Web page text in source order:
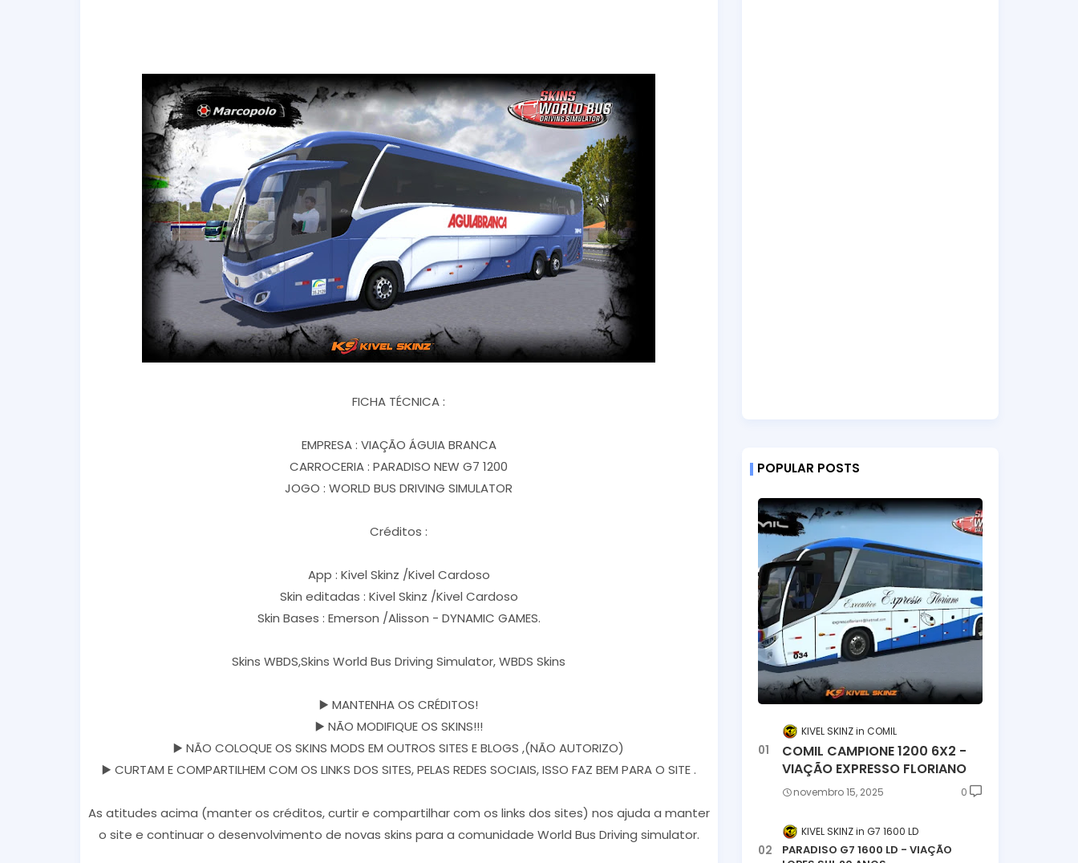
FICHA TÉCNICA :
EMPRESA : VIAÇÃO ÁGUIA BRANCA
CARROCERIA : PARADISO NEW G7 1200
JOGO : WORLD BUS DRIVING SIMULATOR
Créditos :
App : Kivel Skinz /Kivel Cardoso
Skin editadas : Kivel Skinz /Kivel Cardoso
Skin Bases : Emerson /Alisson - DYNAMIC GAMES.
Skins WBDS,Skins World Bus Driving Simulator, WBDS Skins
▶️ MANTENHA OS CRÉDITOS!
▶️ NÃO MODIFIQUE OS SKINS!!!
▶️ NÃO COLOQUE OS SKINS MODS EM OUTROS SITES E BLOGS ,(NÃO AUTORIZO)
▶️ CURTAM E COMPARTILHEM COM OS LINKS DOS SITES, PELAS REDES SOCIAIS, ISSO FAZ BEM PARA O SITE .
As atitudes acima (manter os créditos, curtir e compartilhar com os links dos sites) nos ajuda a manter
o site e continuar o desenvolvimento de novas skins para a comunidade World Bus Driving simulator.
POPULAR POSTS
KIVEL SKINZ COMIL
COMIL CAMPIONE 1200 6X2 -
VIAÇÃO EXPRESSO FLORIANO
novembro 15, 2025 0
KIVEL SKINZ G7 1600 LD
PARADISO G7 1600 LD - VIAÇÃO